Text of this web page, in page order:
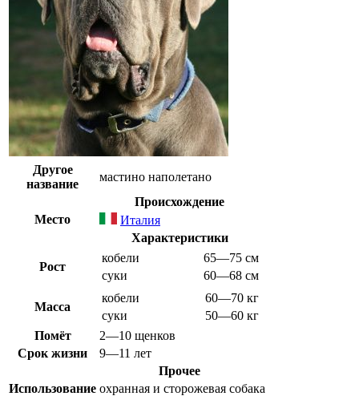
Другое
название
мастино наполетано
Происхождение
Место
Италия
Характеристики
Рост
кобели
65—75 см
суки
60—68 см
Масса
кобели
60—70 кг
суки
50—60 кг
Помёт
2—10 щенков
Срок жизни
9—11 лет
Прочее
Использование охранная и сторожевая собака